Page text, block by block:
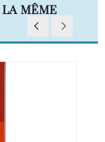
LA MÊME